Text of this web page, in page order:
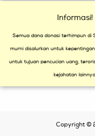
Informasi!
Semua dana donasi terhimpun di
murni disalurkan untuk
untuk tujuan pencucian uang,
kejahatan lainnya.
Copyright ©